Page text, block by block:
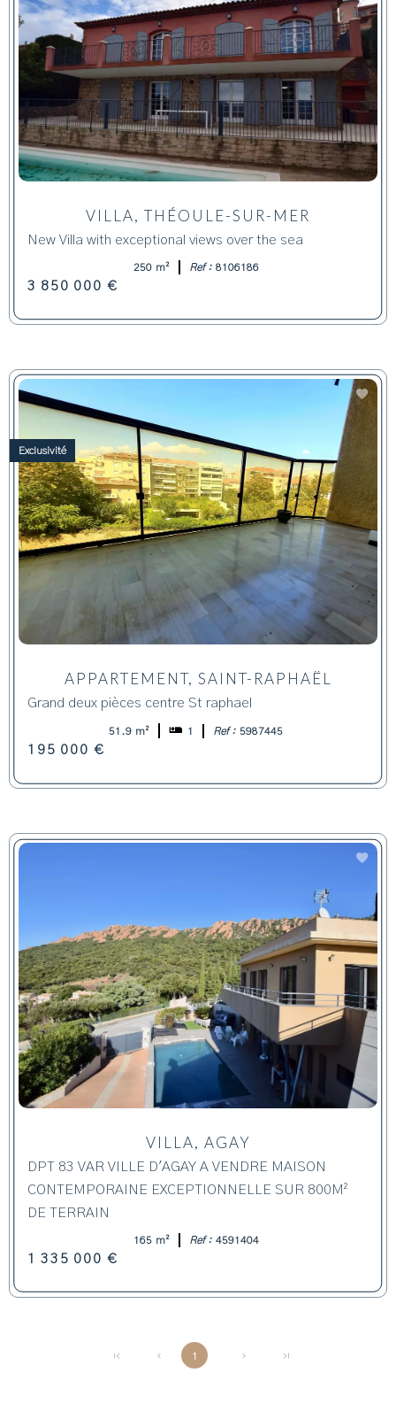
VILLA, THÉOULE-SUR-MER
New Villa with exceptional views over the sea
250 m² Ref : 8106186
3 850 000 €
APPARTEMENT, SAINT-RAPHAËL
Grand deux pièces centre St raphael
51.9 m² 1 Ref : 5987445
195 000 €
Exclusivité
VILLA, AGAY
DPT 83 VAR VILLE D'AGAY A VENDRE MAISON
CONTEMPORAINE EXCEPTIONNELLE SUR 800M²
DE TERRAIN
165 m² Ref : 4591404
1 335 000 €
1